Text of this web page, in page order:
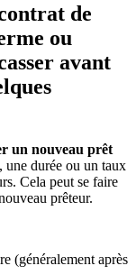
de
ou
avant
un nouveau prêt
une durée ou un taux
Cela peut se faire
prêteur.
(généralement après